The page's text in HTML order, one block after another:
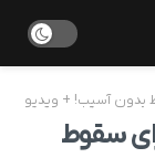
بدون آسیب! + ویدیو
سقوط